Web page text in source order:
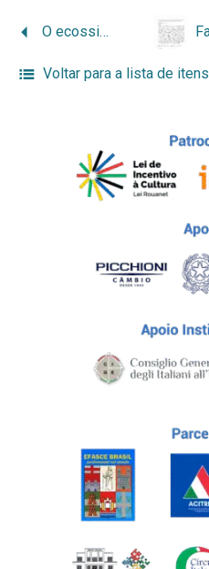
O ecossistema linguístico e cultural urbano da imigração italiana no eixo Rio de Janeiro-Juiz de Fora
Voltar para a lista de itens